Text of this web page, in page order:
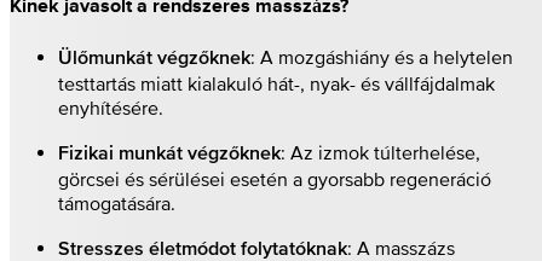
Ülőmunkát végzőknek: A mozgáshiány és a helytelen
testtartás miatt kialakuló hát-, nyak- és vállfájdalmak
enyhítésére.
Fizikai munkát végzőknek: Az izmok túlterhelése,
görcsei és sérülései esetén a gyorsabb regeneráció
támogatására.
Stresszes életmódot folytatóknak: A masszázs